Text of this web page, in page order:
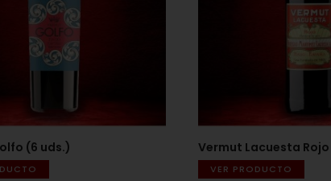
(6 uds.) Vermut Lacuesta
VER PRODUCTO